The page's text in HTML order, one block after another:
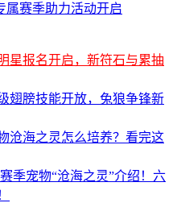
属赛季助力活动开启
星报名开启，新符石与累抽
翅膀技能开放，兔狼争锋新
沧海之灵怎么培养？看完这
季宠物“沧海之灵”介绍！六